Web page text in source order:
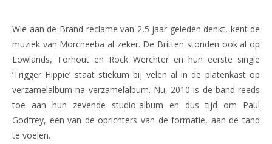
Wie aan de Brand-reclame van 2,5 jaar geleden denkt, kent de
muziek van Morcheeba al zeker. De Britten stonden ook al op
Lowlands, Torhout en Rock Werchter en hun eerste single
‘Trigger Hippie’ staat stiekum bij velen al in de platenkast op
verzamelalbum na verzamelalbum. Nu, 2010 is de band reeds
toe aan hun zevende studio-album en dus tijd om Paul
Godfrey, een van de oprichters van de formatie, aan de tand
te voelen.